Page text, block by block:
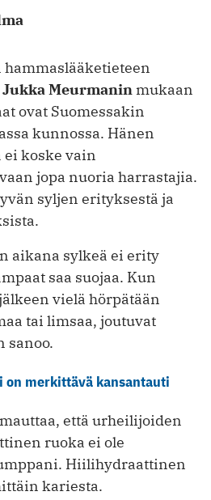
Jukka Meurmanin mukaan
ovat Suomessakin
kunnossa. Hänen
ei koske vain
jopa nuoria harrastajia.
syljen erityksestä ja
aikana sylkeä ei erity
saa suojaa. Kun
vielä hörpätään
tai limsaa, joutuvat
sanoo.
merkittävä kansantauti
että urheilijoiden
ruoka ei ole
Hiilihydraattinen
kariesta.